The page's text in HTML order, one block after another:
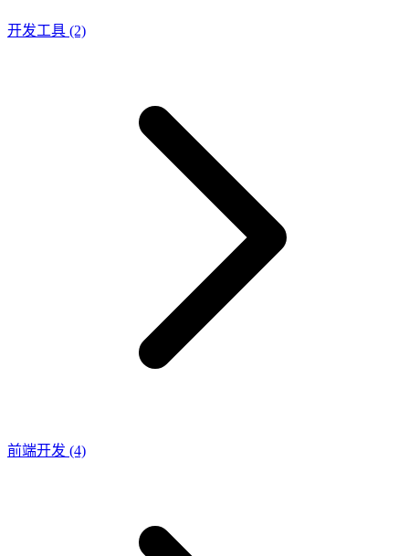
开发工具 (2)
前端开发 (4)